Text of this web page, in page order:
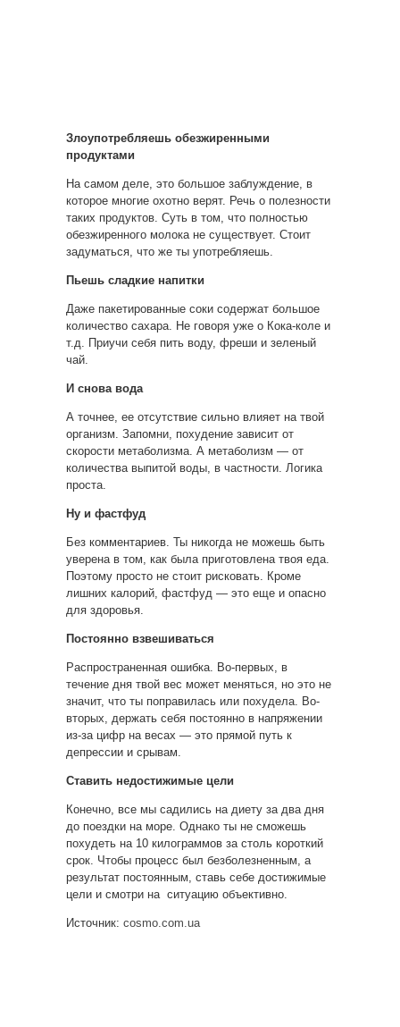
Злоупотребляешь обезжиренными
продуктами
На самом деле, это большое заблуждение, в
которое многие охотно верят. Речь о полезности
таких продуктов. Суть в том, что полностью
обезжиренного молока не существует. Стоит
задуматься, что же ты употребляешь.
Пьешь сладкие напитки
Даже пакетированные соки содержат большое
количество сахара. Не говоря уже о Кока-коле и
т.д. Приучи себя пить воду, фреши и зеленый
чай.
И снова вода
А точнее, ее отсутствие сильно влияет на твой
организм. Запомни, похудение зависит от
скорости метаболизма. А метаболизм — от
количества выпитой воды, в частности. Логика
проста.
Ну и фастфуд
Без комментариев. Ты никогда не можешь быть
уверена в том, как была приготовлена твоя еда.
Поэтому просто не стоит рисковать. Кроме
лишних калорий, фастфуд — это еще и опасно
для здоровья.
Постоянно взвешиваться
Распространенная ошибка. Во-первых, в
течение дня твой вес может меняться, но это не
значит, что ты поправилась или похудела. Во-
вторых, держать себя постоянно в напряжении
из-за цифр на весах — это прямой путь к
депрессии и срывам.
Ставить недостижимые цели
Конечно, все мы садились на диету за два дня
до поездки на море. Однако ты не сможешь
похудеть на 10 килограммов за столь короткий
срок. Чтобы процесс был безболезненным, а
результат постоянным, ставь себе достижимые
цели и смотри на ситуацию объективно.
Источник: cosmo.com.ua